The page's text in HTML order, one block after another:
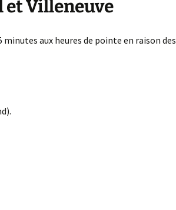
et Villeneuve
aux heures de pointe en raison des